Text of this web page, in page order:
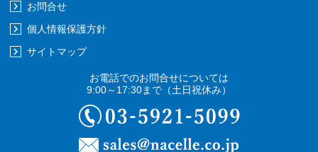
お問合せ
個人情報保護方針
サイトマップ
お電話でのお問合せについては
9:00～17:30まで （土日祝休み）